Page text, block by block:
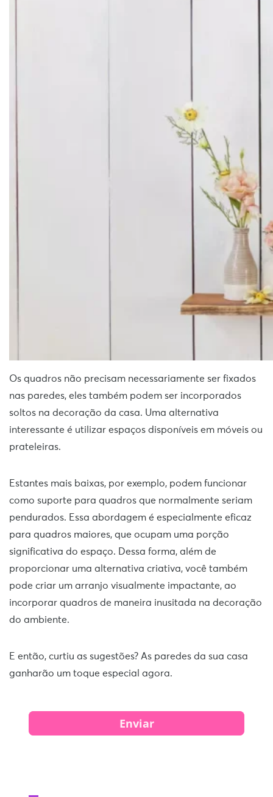
Os quadros não precisam necessariamente ser fixados
nas paredes, eles também podem ser incorporados
soltos na decoração da casa. Uma alternativa
interessante é utilizar espaços disponíveis em móveis ou
prateleiras.
Estantes mais baixas, por exemplo, podem funcionar
como suporte para quadros que normalmente seriam
pendurados. Essa abordagem é especialmente eficaz
para quadros maiores, que ocupam uma porção
significativa do espaço. Dessa forma, além de
proporcionar uma alternativa criativa, você também
pode criar um arranjo visualmente impactante, ao
incorporar quadros de maneira inusitada na decoração
do ambiente.
E então, curtiu as sugestões? As paredes da sua casa
ganharão um toque especial agora.